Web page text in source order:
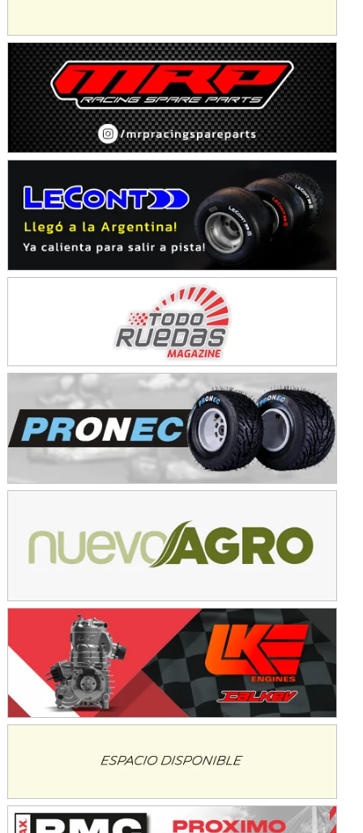
KDO - F6
Ciudad de Trenque Lauquen (Asfalto)
Trenque Lauquen (Buenos Aires)
ENTRERRIANO - F6 (POSTERGADA)
Parque de la Velocidad (Asfalto)
Villaguay (Entre Ríos)
VICTORIENSE - F7
Victoria (Entre Ríos)
PATAGONICO - F6
Moto Club Reginense (Tierra)
Gral. E. Godoy (Río Negro)
NORESTE SANTAFESINO - F6
Avellaneda (Santa Fe)
SUR SANTAFESINO - F4
José Samuel Sánchez (Tierra)
Rufino (Santa Fe)
Juan Navarro (Asfalto)